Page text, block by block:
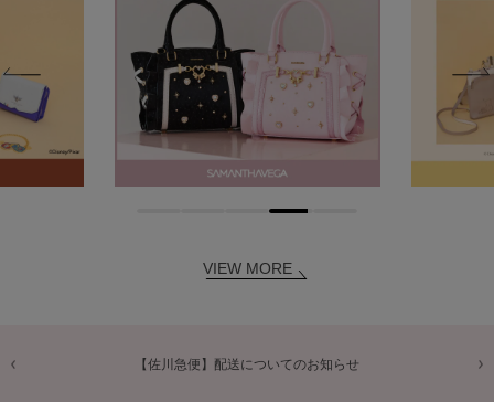
VIEW MORE
せ サマンサタバサメンバーズポイントご利用時の計算方